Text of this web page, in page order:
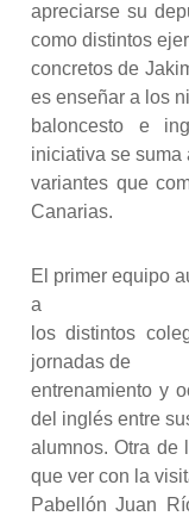
apreciarse su
como distintos
concretos de
es enseñar a los
baloncesto e
iniciativa se suma
variantes que
Canarias.
El primer equipo
a
los distintos
jornadas de
entrenamiento y
del inglés entre
alumnos. Otra de
que ver con la
Pabellón Juan